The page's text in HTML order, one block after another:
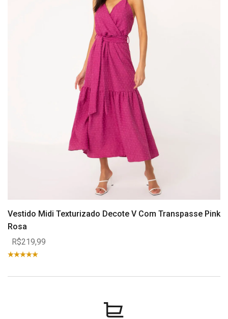
Vestido Midi Texturizado Decote V Com Transpasse Pink
Rosa
R$219,99